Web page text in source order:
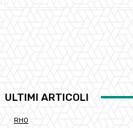
ULTIMI ARTICOLI
RHO